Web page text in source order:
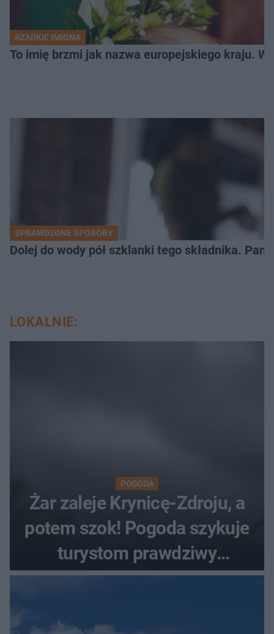
RZADKIE IMIONA
To imię brzmi jak nazwa europejskiego kraju.
SPRAWDZONE SPOSOBY
Dolej do wody pół szklanki tego składnika.
LOKALNIE:
POGODA
Żar zaleje Krynicę-Zdroju, a
potem szok! Pogoda szykuje
turystom prawdziwy
rollercoaster